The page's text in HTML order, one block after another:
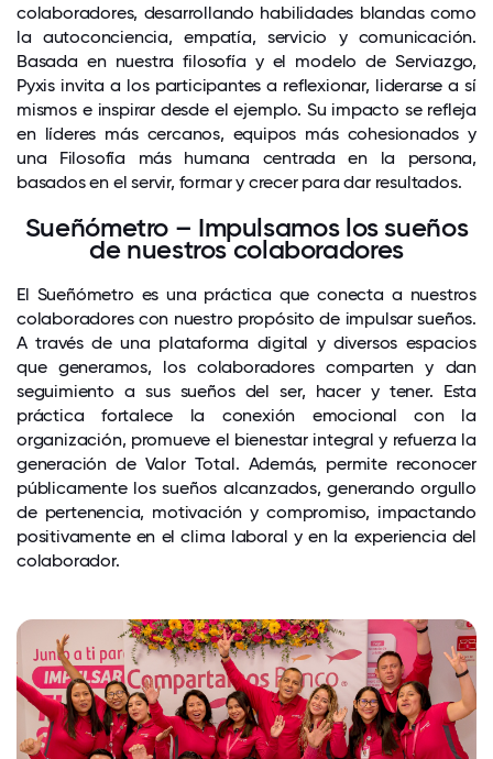
colaboradores, desarrollando habilidades blandas como
la autoconciencia, empatía, servicio y comunicación.
Basada en nuestra filosofía y el modelo de Serviazgo,
Pyxis invita a los participantes a reflexionar, liderarse a sí
mismos e inspirar desde el ejemplo. Su impacto se refleja
en líderes más cercanos, equipos más cohesionados y
una Filosofía más humana centrada en la persona,
basados en el servir, formar y crecer para dar resultados.
Sueñómetro – Impulsamos los sueños
de nuestros colaboradores
El Sueñómetro es una práctica que conecta a nuestros
colaboradores con nuestro propósito de impulsar sueños.
A través de una plataforma digital y diversos espacios
que generamos, los colaboradores comparten y dan
seguimiento a sus sueños del ser, hacer y tener. Esta
práctica fortalece la conexión emocional con la
organización, promueve el bienestar integral y refuerza la
generación de Valor Total. Además, permite reconocer
públicamente los sueños alcanzados, generando orgullo
de pertenencia, motivación y compromiso, impactando
positivamente en el clima laboral y en la experiencia del
colaborador.